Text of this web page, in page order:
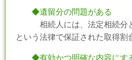
◆遺留分の問題がある
相続人には、法定相続分
という法律で保証された取得割
◆有効かつ明確な内容にす